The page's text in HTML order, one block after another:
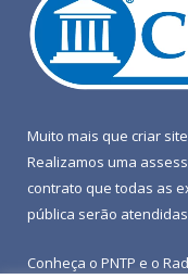
Muito mais que criar site
Realizamos uma
contrato que todas as
pública serão
Conheça o PNTP e o